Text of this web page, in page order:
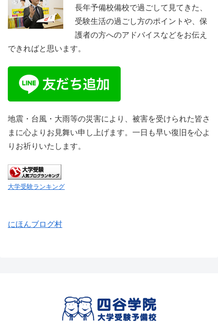
長年予備校備校で過ごして見てきた、
受験生活の過ごし方のポイントや、保
護者の方へのアドバイスなどをお伝え
できればと思います。
地震・台風・大雨等の災害により、被害を受けられた皆さ
まに心よりお見舞い申し上げます。一日も早い復旧を心よ
りお祈りいたします。
大学受験ランキング
にほんブログ村